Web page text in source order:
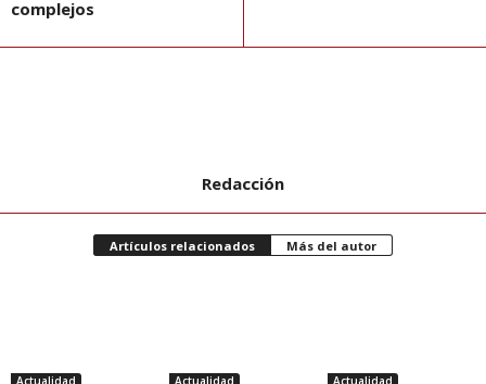
complejos
Redacción
Artículos relacionados Más del autor
Actualidad Actualidad Actualidad